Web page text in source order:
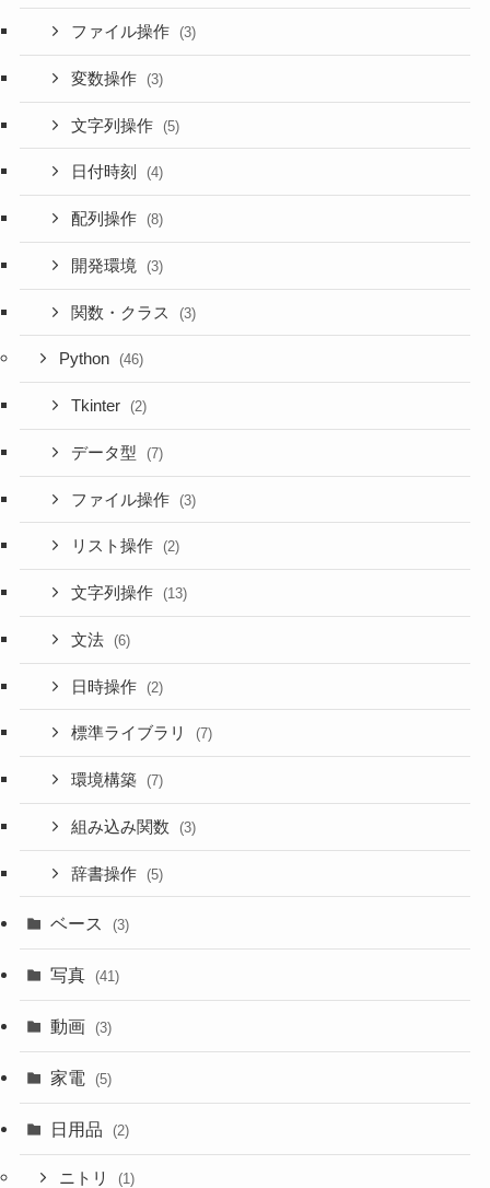
ファイル操作 (3)
変数操作 (3)
文字列操作 (5)
日付時刻 (4)
配列操作 (8)
開発環境 (3)
関数・クラス (3)
Python (46)
Tkinter (2)
データ型 (7)
ファイル操作 (3)
リスト操作 (2)
文字列操作 (13)
文法 (6)
日時操作 (2)
標準ライブラリ (7)
環境構築 (7)
組み込み関数 (3)
辞書操作 (5)
ベース (3)
写真 (41)
動画 (3)
家電 (5)
日用品 (2)
ニトリ (1)